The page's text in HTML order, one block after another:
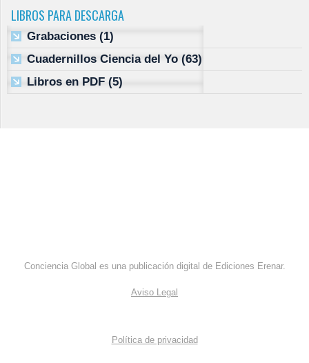
LIBROS PARA DESCARGA
Grabaciones (1)
Cuadernillos Ciencia del Yo (63)
Libros en PDF (5)
Conciencia Global es una publicación digital de Ediciones Erenar.
Aviso Legal
Política de privacidad